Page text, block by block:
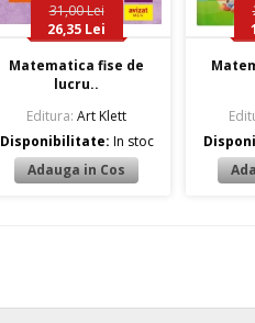
31,00 Lei
26,35 Lei
Matematica fise de
lucru..
Editura: Art Klett
Disponibilitate: In stoc